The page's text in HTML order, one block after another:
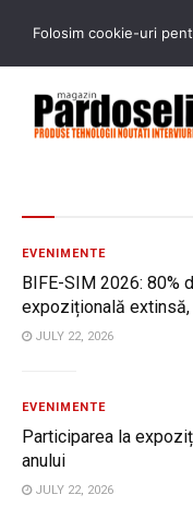
EVENIMENTE
BIFE-SIM 2026: 80%
expozițională
JULY 22, 2026
EVENIMENTE
Participarea la
anului
JULY 22, 2026
Folosim cookie-uri